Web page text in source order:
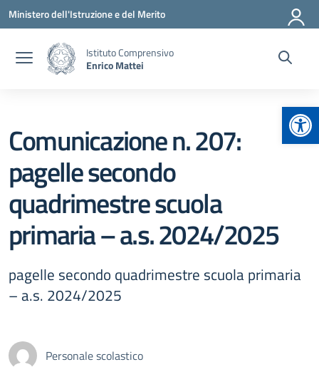
Vai ai contenuti
Vai al menu di navigazione
Vai al footer
Ministero dell'Istruzione e del Merito
Istituto Comprensivo
Enrico Mattei
Comunicazione n. 207:
pagelle secondo
quadrimestre scuola
primaria – a.s. 2024/2025
pagelle secondo quadrimestre scuola primaria
– a.s. 2024/2025
Personale scolastico